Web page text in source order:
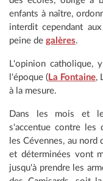
enfants à naître,
interdit cependant
peine de galères.
L'opinion catholique,
l'époque (La Fontaine,
à la mesure.
Dans les mois et
s'accentue contre les
les Cévennes, au nord
et déterminées vont
jusqu'à prendre les